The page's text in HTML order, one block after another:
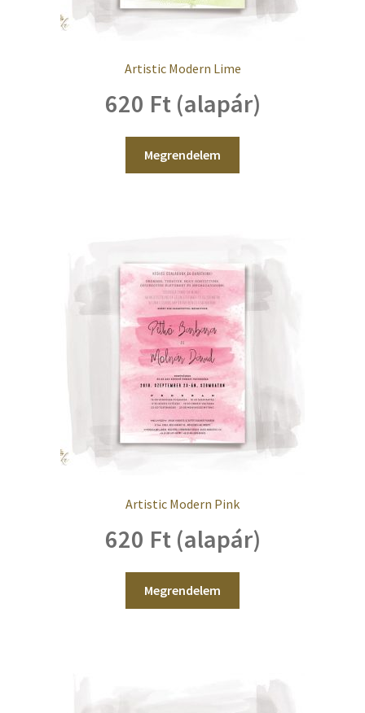
Artistic Modern Lime
620 Ft (alapár)
Megrendelem
Artistic Modern Pink
620 Ft (alapár)
Megrendelem